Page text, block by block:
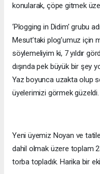
konularak, çöpe gitmek
‘Plogging in Didim’ grubu
Mesut’taki plog’umuz için
söylemeliyim ki, 7 yıldır
dışında pek büyük bir şey
Yaz boyunca uzakta olup
üyelerimizi görmek güzeldi.
Yeni üyemiz Noyan ve
dahil olmak üzere toplam
torba topladık. Harika bir